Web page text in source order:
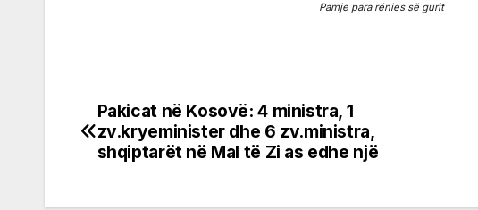
Pamje para rënies së gurit
Post
navigation
Pakicat në Kosovë: 4 ministra, 1
zv.kryeminister dhe 6 zv.ministra,
shqiptarët në Mal të Zi as edhe një